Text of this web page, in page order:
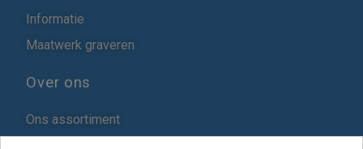
Informatie
Maatwerk graveren
Over ons
Ons assortiment